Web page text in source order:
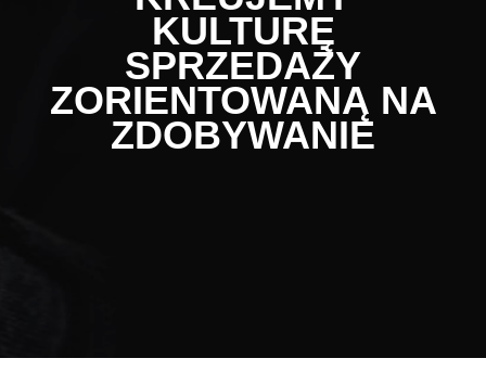
KULTURĘ
SPRZEDAŻY
ZORIENTOWANĄ NA
ZDOBYWANIE